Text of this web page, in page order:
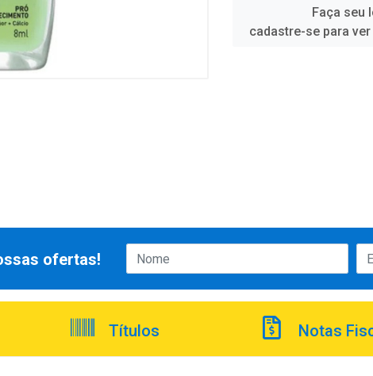
Faça seu
cadastre-se para
ofertas!
Títulos Notas